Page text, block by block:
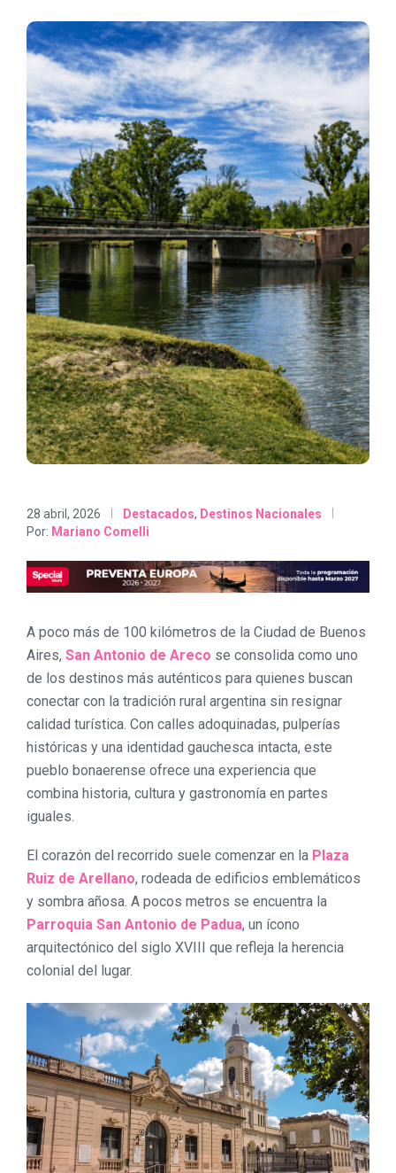
28 abril, 2026 Destacados, Destinos Nacionales
Por: Mariano Comelli
A poco más de 100 kilómetros de la Ciudad de Buenos
Aires, San Antonio de Areco se consolida como uno
de los destinos más auténticos para quienes buscan
conectar con la tradición rural argentina sin resignar
calidad turística. Con calles adoquinadas, pulperías
históricas y una identidad gauchesca intacta, este
pueblo bonaerense ofrece una experiencia que
combina historia, cultura y gastronomía en partes
iguales.
El corazón del recorrido suele comenzar en la Plaza
Ruiz de Arellano, rodeada de edificios emblemáticos
y sombra añosa. A pocos metros se encuentra la
Parroquia San Antonio de Padua, un ícono
arquitectónico del siglo XVIII que refleja la herencia
colonial del lugar.